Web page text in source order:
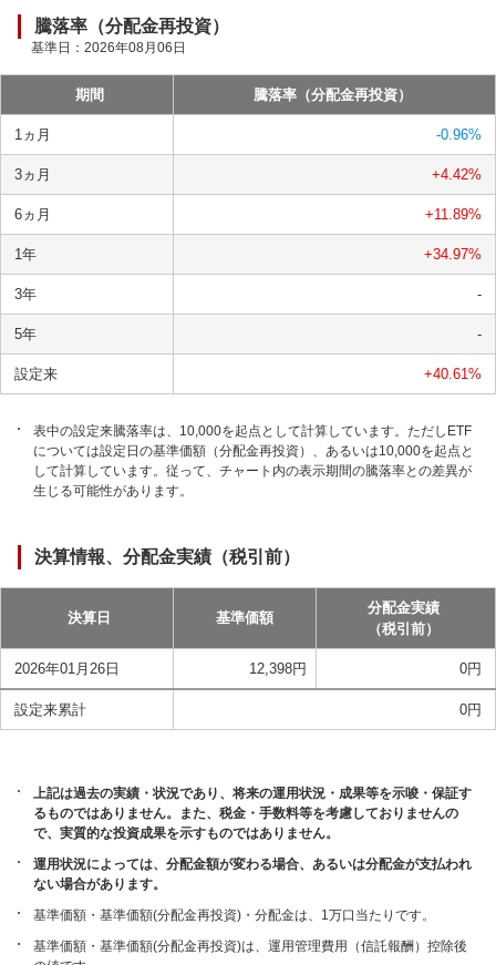
騰落率（分配金再投資）
基準日： 2026年08月06日
期間 騰落率（分配金再投資）
1ヵ月 -0.96%
3ヵ月 +4.42%
6ヵ月 +11.89%
1年 +34.97%
3年 -
5年 -
設定来 +40.61%
表中の設定来騰落率は、10,000を起点として計算しています。ただしETF
については設定日の基準価額（分配金再投資）、あるいは10,000を起点と
して計算しています。従って、チャート内の表示期間の騰落率との差異が
生じる可能性があります。
決算情報、分配金実績（税引前）
決算日 基準価額
分配金実績
（税引前）
2026年01月26日 12,398円 0円
設定来累計 0円
上記は過去の実績・状況であり、将来の運用状況・成果等を示唆・保証す
るものではありません。また、税金・手数料等を考慮しておりませんの
で、実質的な投資成果を示すものではありません。
運用状況によっては、分配金額が変わる場合、あるいは分配金が支払われ
ない場合があります。
基準価額・基準価額(分配金再投資)・分配金は、1万口当たりです。
基準価額・基準価額(分配金再投資)は、運用管理費用（信託報酬）控除後